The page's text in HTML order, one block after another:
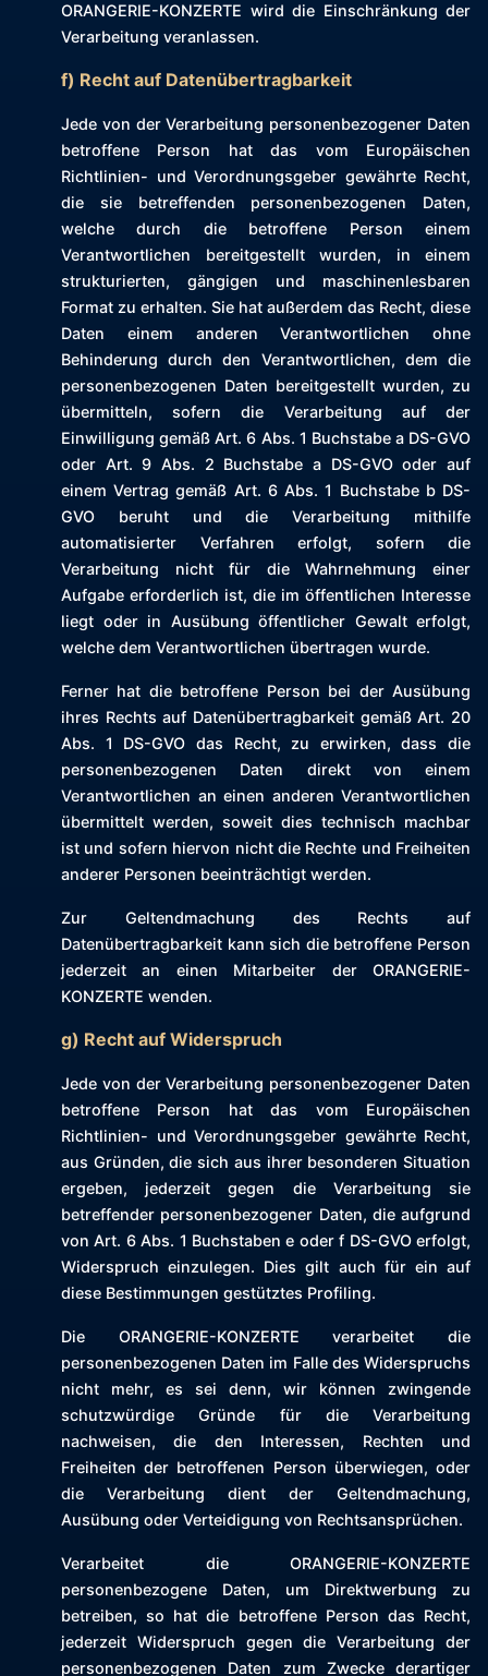
ORANGERIE-KONZERTE wird die Einschränkung der
Verarbeitung veranlassen.
f) Recht auf Datenübertragbarkeit
Jede von der Verarbeitung personenbezogener Daten
betroffene Person hat das vom Europäischen
Richtlinien- und Verordnungsgeber gewährte Recht,
die sie betreffenden personenbezogenen Daten,
welche durch die betroffene Person einem
Verantwortlichen bereitgestellt wurden, in einem
strukturierten, gängigen und maschinenlesbaren
Format zu erhalten. Sie hat außerdem das Recht, diese
Daten einem anderen Verantwortlichen ohne
Behinderung durch den Verantwortlichen, dem die
personenbezogenen Daten bereitgestellt wurden, zu
übermitteln, sofern die Verarbeitung auf der
Einwilligung gemäß Art. 6 Abs. 1 Buchstabe a DS-GVO
oder Art. 9 Abs. 2 Buchstabe a DS-GVO oder auf
einem Vertrag gemäß Art. 6 Abs. 1 Buchstabe b DS-
GVO beruht und die Verarbeitung mithilfe
automatisierter Verfahren erfolgt, sofern die
Verarbeitung nicht für die Wahrnehmung einer
Aufgabe erforderlich ist, die im öffentlichen Interesse
liegt oder in Ausübung öffentlicher Gewalt erfolgt,
welche dem Verantwortlichen übertragen wurde.
Ferner hat die betroffene Person bei der Ausübung
ihres Rechts auf Datenübertragbarkeit gemäß Art. 20
Abs. 1 DS-GVO das Recht, zu erwirken, dass die
personenbezogenen Daten direkt von einem
Verantwortlichen an einen anderen Verantwortlichen
übermittelt werden, soweit dies technisch machbar
ist und sofern hiervon nicht die Rechte und Freiheiten
anderer Personen beeinträchtigt werden.
Zur Geltendmachung des Rechts auf
Datenübertragbarkeit kann sich die betroffene Person
jederzeit an einen Mitarbeiter der ORANGERIE-
KONZERTE wenden.
g) Recht auf Widerspruch
Jede von der Verarbeitung personenbezogener Daten
betroffene Person hat das vom Europäischen
Richtlinien- und Verordnungsgeber gewährte Recht,
aus Gründen, die sich aus ihrer besonderen Situation
ergeben, jederzeit gegen die Verarbeitung sie
betreffender personenbezogener Daten, die aufgrund
von Art. 6 Abs. 1 Buchstaben e oder f DS-GVO erfolgt,
Widerspruch einzulegen. Dies gilt auch für ein auf
diese Bestimmungen gestütztes Profiling.
Die ORANGERIE-KONZERTE verarbeitet die
personenbezogenen Daten im Falle des Widerspruchs
nicht mehr, es sei denn, wir können zwingende
schutzwürdige Gründe für die Verarbeitung
nachweisen, die den Interessen, Rechten und
Freiheiten der betroffenen Person überwiegen, oder
die Verarbeitung dient der Geltendmachung,
Ausübung oder Verteidigung von Rechtsansprüchen.
Verarbeitet die ORANGERIE-KONZERTE
personenbezogene Daten, um Direktwerbung zu
betreiben, so hat die betroffene Person das Recht,
jederzeit Widerspruch gegen die Verarbeitung der
personenbezogenen Daten zum Zwecke derartiger